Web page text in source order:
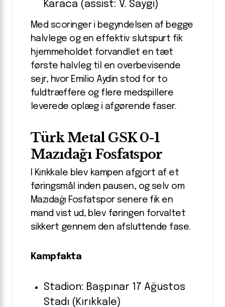
Karaca (assist: V. Saygi)
Med scoringer i begyndelsen af begge
halvlege og en effektiv slutspurt fik
hjemmeholdet forvandlet en tæt
første halvleg til en overbevisende
sejr, hvor Emilio Aydin stod for to
fuldtræffere og flere medspillere
leverede oplæg i afgørende faser.
Türk Metal GSK 0-1
Mazıdağı Fosfatspor
I Kırıkkale blev kampen afgjort af et
føringsmål inden pausen, og selv om
Mazıdağı Fosfatspor senere fik en
mand vist ud, blev føringen forvaltet
sikkert gennem den afsluttende fase.
Kampfakta
Stadion: Başpınar 17 Ağustos
Stadı (Kırıkkale)